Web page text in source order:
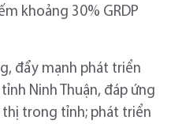
khoảng 30% GRDP
đẩy mạnh phát triển
Ninh Thuận, đáp ứng
trong tỉnh; phát triển